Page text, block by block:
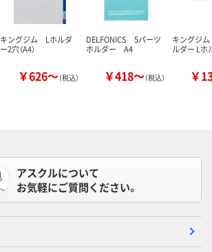
キングジム Lホルダ
ー2穴（A4）
￥626～（税込）
DELFONICS 5パーツ
ホルダー A4
￥418～（税込）
キングジ
ルダー Lホ
￥
アスクルについて
お気軽にご質問ください。